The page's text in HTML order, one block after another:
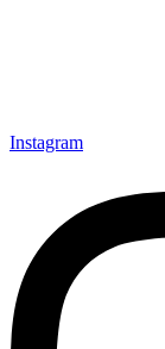
Instagram